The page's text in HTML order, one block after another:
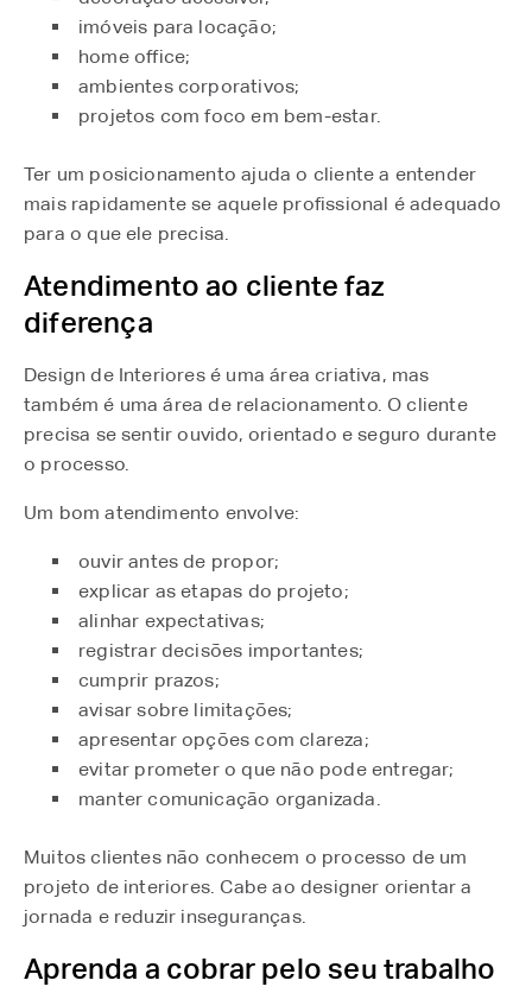
imóveis para locação;
home office;
ambientes corporativos;
projetos com foco em bem-estar.
Ter um posicionamento ajuda o cliente a entender
mais rapidamente se aquele profissional é adequado
para o que ele precisa.
Atendimento ao cliente faz
diferença
Design de Interiores é uma área criativa, mas
também é uma área de relacionamento. O cliente
precisa se sentir ouvido, orientado e seguro durante
o processo.
Um bom atendimento envolve:
ouvir antes de propor;
explicar as etapas do projeto;
alinhar expectativas;
registrar decisões importantes;
cumprir prazos;
avisar sobre limitações;
apresentar opções com clareza;
evitar prometer o que não pode entregar;
manter comunicação organizada.
Muitos clientes não conhecem o processo de um
projeto de interiores. Cabe ao designer orientar a
jornada e reduzir inseguranças.
Aprenda a cobrar pelo seu trabalho